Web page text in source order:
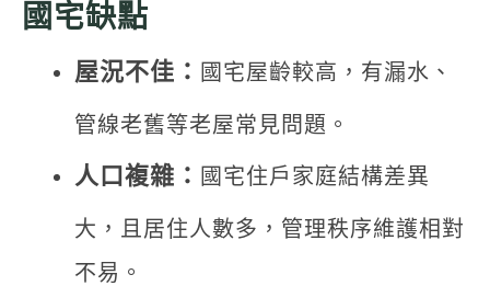
國宅缺點
屋況不佳： 國宅屋齡較高，有漏水、
管線老舊等老屋常見問題。
人口複雜： 國宅住戶家庭結構差異
大，且居住人數多，管理秩序維護相對
不易。